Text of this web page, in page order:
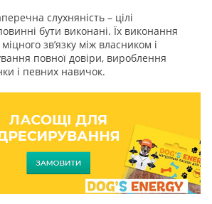
слухняність – цілі
бути виконані. Їх виконання
зв’язку між власником і
повної довіри, вироблення
і певних навичок.